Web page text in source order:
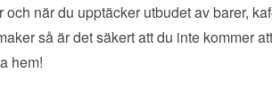
när du upptäcker utbudet av barer,
så är det säkert att du inte kommer
hem!